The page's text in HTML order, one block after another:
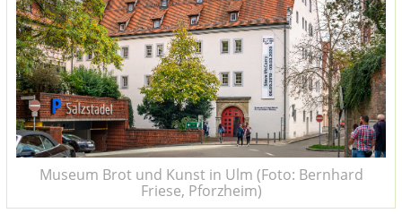
Museum Brot und Kunst in Ulm (Foto: Bernhard
Friese, Pforzheim)